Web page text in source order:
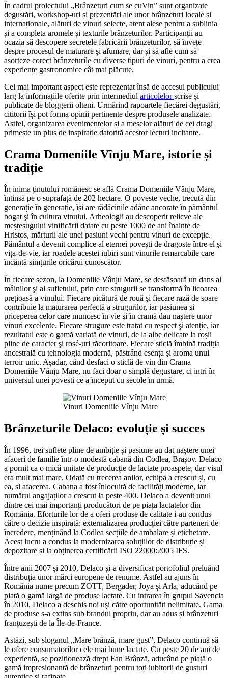
În cadrul proiectului „Brânzeturi cum se cuVin” sunt organizate
degustări, workshop-uri și prezentări ale unor brânzeturi locale și
internaționale, alături de vinuri selecte, atent alese pentru a sublinia
și a completa aromele și texturile brânzeturilor. Participanții au
ocazia să descopere secretele fabricării brânzeturilor, să învețe
despre procesul de maturare și afumare, dar și să afle cum să
asorteze corect brânzeturile cu diverse tipuri de vinuri, pentru a crea
experiențe gastronomice cât mai plăcute.
Cel mai important aspect este reprezentat însă de accesul publicului
larg la informațiile oferite prin intermediul articolelor scrise și
publicate de bloggerii olteni. Urmărind rapoartele fiecărei degustări,
cititorii își pot forma opinii pertinente despre produsele analizate.
Astfel, organizarea evenimentelor și a meselor alături de cei dragi
primește un plus de inspirație datorită acestor lecturi incitante.
Crama Domeniile Vînju Mare, istorie și
tradiție
În inima ținutului românesc se află Crama Domeniile Vânju Mare,
întinsă pe o suprafață de 202 hectare. O poveste veche, trecută din
generație în generație, își are rădăcinile adânc ancorate în pământul
bogat şi în cultura vinului. Arheologii au descoperit relicve ale
meșteșugului vinificării datate cu peste 1000 de ani înainte de
Hristos, mărturii ale unei pasiuni vechi pentru vinuri de excepție.
Pământul a devenit complice al eternei povești de dragoste între el şi
vița-de-vie, iar roadele acestei iubiri sunt vinurile remarcabile care
încântă simțurile oricărui cunoscător.
În fiecare sezon, la Domeniile Vânju Mare, se desfășoară un dans al
mâinilor şi al sufletului, prin care strugurii se transformă în licoarea
prețioasă a vinului. Fiecare picătură de rouă şi fiecare rază de soare
contribuie la maturarea perfectă a strugurilor, iar pasiunea şi
priceperea celor care muncesc în vie şi în cramă dau naștere unor
vinuri excelente. Fiecare strugure este tratat cu respect şi atenție, iar
rezultatul este o gamă variată de vinuri, de la albe delicate la roșii
pline de caracter şi rosé-uri răcoritoare. Fiecare sticlă îmbină tradiția
ancestrală cu tehnologia modernă, păstrând esența şi aroma unui
terroir unic. Așadar, când desfaci o sticlă de vin din Crama
Domeniile Vânju Mare, nu faci doar o simplă degustare, ci intri în
universul unei povești ce a început cu secole în urmă.
Vinuri Domeniile Vînju Mare
Brânzeturile Delaco: evoluție și succes
În 1996, trei suflete pline de ambiție și pasiune au dat naștere unei
afaceri de familie într-o modestă cabană din Codlea, Brașov. Delaco
a pornit ca o mică unitate de producție de lactate proaspete, dar visul
era mult mai mare. Odată cu trecerea anilor, echipa a crescut și, cu
ea, și afacerea. Cabana a fost înlocuită de facilități moderne, iar
numărul angajaților a crescut la peste 400. Delaco a devenit unul
dintre cei mai importanți producători de pe piața lactatelor din
România. Eforturile lor de a oferi produse de calitate i-au condus
către o decizie inspirată: externalizarea producției către parteneri de
încredere, menținând la Codlea secțiile de ambalare și etichetare.
Acest lucru a condus la modernizarea soluțiilor de distribuție și
depozitare și la obținerea certificării ISO 22000:2005 IFS.
Între anii 2007 și 2010, Delaco și-a diversificat portofoliul preluând
distribuția unor mărci europene de renume. Astfel au ajuns în
România nume precum ZOTT, Bergader, Joya și Arla, aducând pe
piață o gamă largă de produse lactate. Cu intrarea în grupul Savencia
în 2010, Delaco a deschis noi uși către oportunități nelimitate. Gama
de produse s-a extins sub brandul propriu, dar au adus și brânzeturi
franțuzești de la Île-de-France.
Astăzi, sub sloganul „Mare brânză, mare gust”, Delaco continuă să
le ofere consumatorilor cele mai bune lactate. Cu peste 20 de ani de
experiență, se poziționează drept Fan Brânză, aducând pe piață o
gamă impresionantă de brânzeturi pentru toți iubitorii de gusturi